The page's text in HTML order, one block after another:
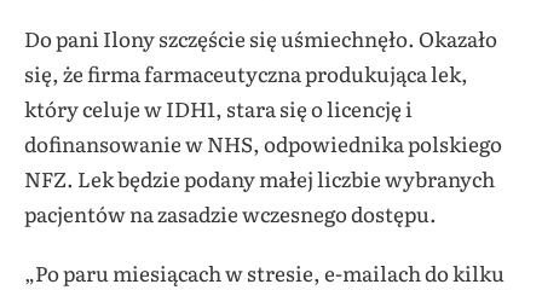
Do pani Ilony szczęście się uśmiechnęło. Okazało
się, że firma farmaceutyczna produkująca lek,
który celuje w IDH1, stara się o licencję i
dofinansowanie w NHS, odpowiednika polskiego
NFZ. Lek będzie podany małej liczbie wybranych
pacjentów na zasadzie wczesnego dostępu.
„Po paru miesiącach w stresie, e-mailach do kilku